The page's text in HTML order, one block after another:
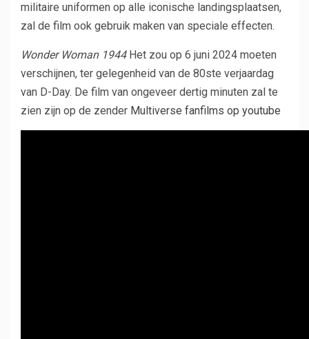
militaire uniformen op alle iconische landingsplaatsen,
zal de film ook gebruik maken van speciale effecten.
Wonder Woman 1944 Het zou op 6 juni 2024 moeten
verschijnen, ter gelegenheid van de 80ste verjaardag
van D-Day. De film van ongeveer dertig minuten zal te
zien zijn op de zender Multiverse fanfilms op youtube